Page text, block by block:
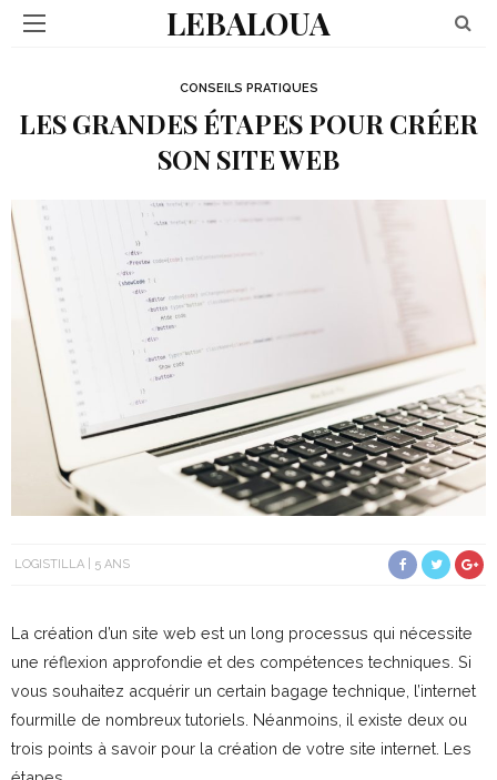
LEBALOUA
CONSEILS PRATIQUES
LES GRANDES ÉTAPES POUR CRÉER
SON SITE WEB
LOGISTILLA 5 ANS
La création d’un site web est un long processus qui nécessite
une réflexion approfondie et des compétences techniques. Si
vous souhaitez acquérir un certain bagage technique, l’internet
fourmille de nombreux tutoriels. Néanmoins, il existe deux ou
trois points à savoir pour la création de votre site internet. Les